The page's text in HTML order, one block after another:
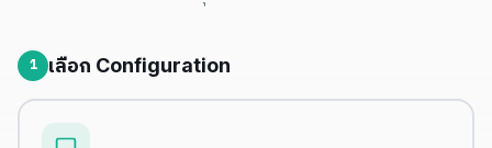
1 เลือก Configuration